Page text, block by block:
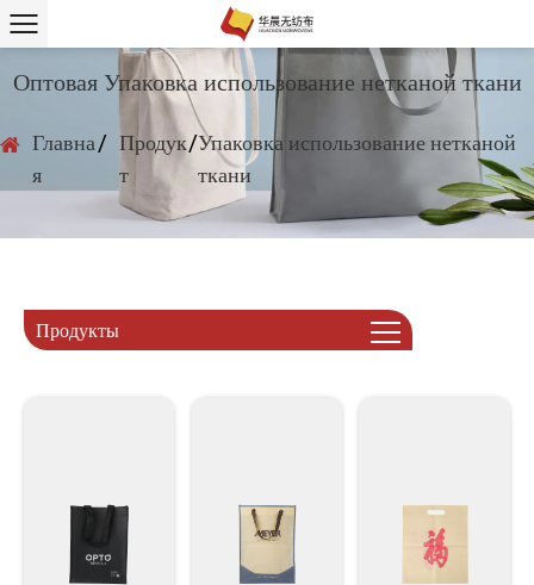
Оптовая Упаковка использование нетканой ткани
Главна
я
/ Продук
т
/Упаковка использование нетканой
ткани
Продукты